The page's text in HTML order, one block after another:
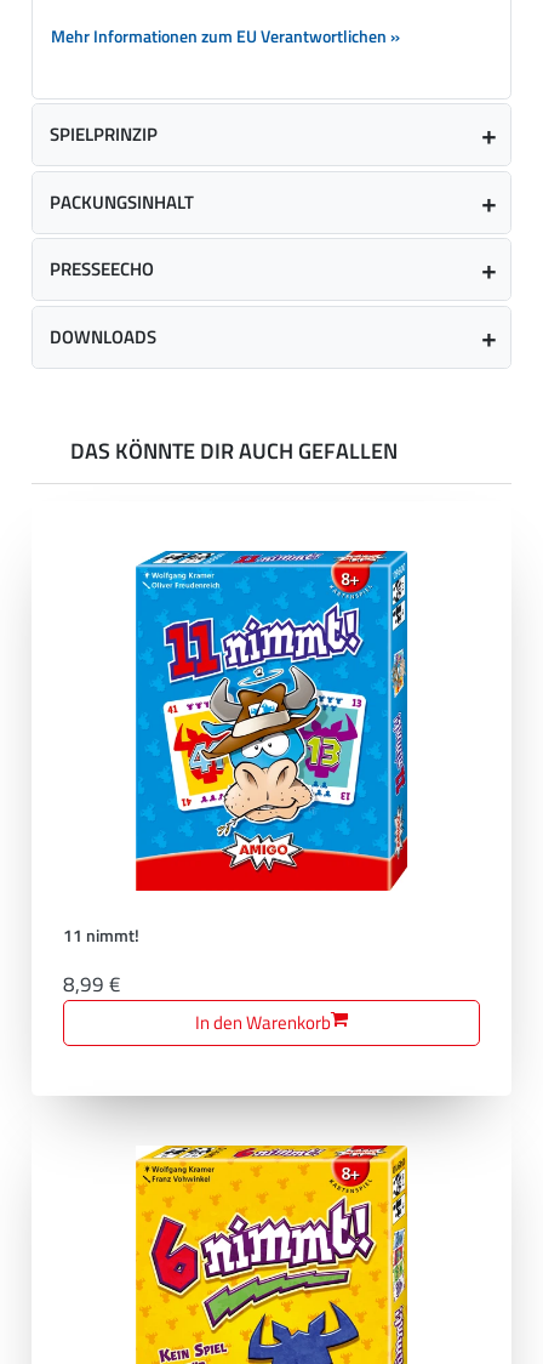
Mehr Informationen zum EU Verantwortlichen »
SPIELPRINZIP
PACKUNGSINHALT
PRESSEECHO
DOWNLOADS
DAS KÖNNTE DIR AUCH GEFALLEN
11 nimmt!
8,99 €
In den Warenkorb